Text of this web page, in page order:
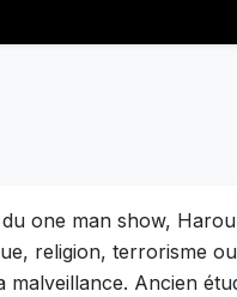
one man show,
religion, terrorisme
Ancien